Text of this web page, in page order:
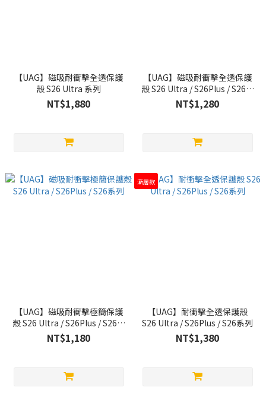
【UAG】磁吸耐衝擊全透保護
殼 S26 Ultra 系列
NT$1,880
【UAG】磁吸耐衝擊全透保護
殼 S26 Ultra / S26Plus / S26系
列
NT$1,280
【UAG】磁吸耐衝擊極簡保護
殼 S26 Ultra / S26Plus / S26系
列
NT$1,180
漸層款
【UAG】耐衝擊全透保護殼
S26 Ultra / S26Plus / S26系列
NT$1,380